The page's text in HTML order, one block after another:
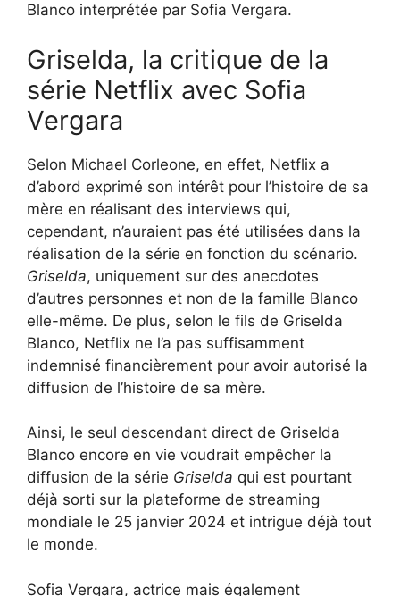
Blanco interprétée par Sofia Vergara.
Griselda, la critique de la
série Netflix avec Sofia
Vergara
Selon Michael Corleone, en effet, Netflix a
d’abord exprimé son intérêt pour l’histoire de sa
mère en réalisant des interviews qui,
cependant, n’auraient pas été utilisées dans la
réalisation de la série en fonction du scénario.
Griselda, uniquement sur des anecdotes
d’autres personnes et non de la famille Blanco
elle-même. De plus, selon le fils de Griselda
Blanco, Netflix ne l’a pas suffisamment
indemnisé financièrement pour avoir autorisé la
diffusion de l’histoire de sa mère.
Ainsi, le seul descendant direct de Griselda
Blanco encore en vie voudrait empêcher la
diffusion de la série Griselda qui est pourtant
déjà sorti sur la plateforme de streaming
mondiale le 25 janvier 2024 et intrigue déjà tout
le monde.
Sofia Vergara, actrice mais également